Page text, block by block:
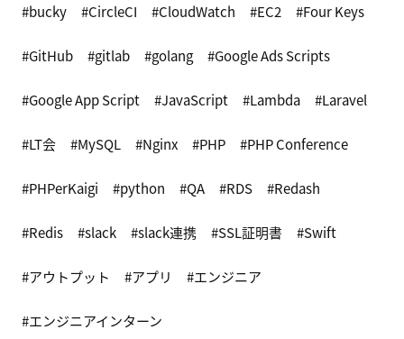
bucky CircleCI CloudWatch EC2 Four Keys
GitHub gitlab golang Google Ads Scripts
Google App Script JavaScript Lambda Laravel
LT会 MySQL Nginx PHP PHP Conference
PHPerKaigi python QA RDS Redash
Redis slack slack連携 SSL証明書 Swift
アウトプット アプリ エンジニア
エンジニアインターン